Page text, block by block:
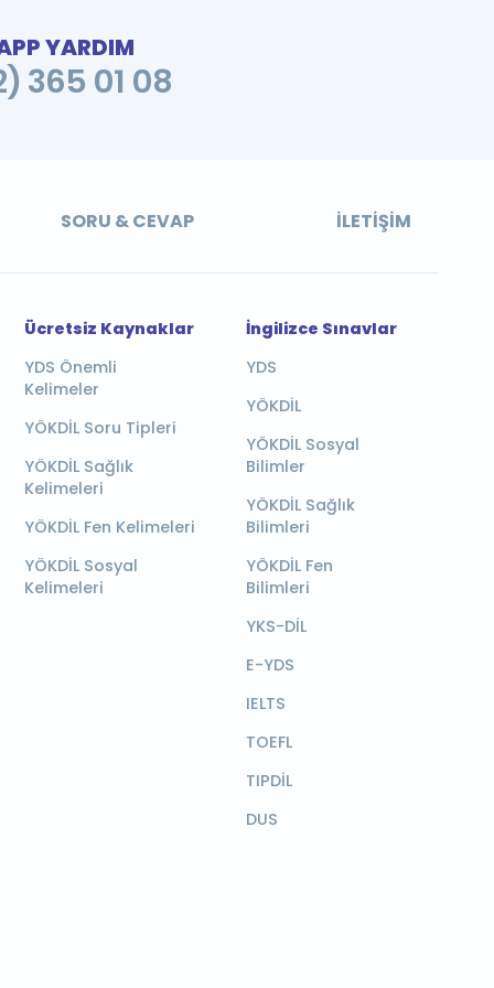
YARDIM
365 01 08
SORU & CEVAP İLETIŞIM
Ücretsiz Kaynaklar
YDS Önemli
Kelimeler
YÖKDİL Soru Tipleri
YÖKDİL Sağlık
Kelimeleri
YÖKDİL Fen Kelimeleri
YÖKDİL Sosyal
Kelimeleri
İngilizce Sınavlar
YDS
YÖKDİL
YÖKDİL Sosyal
Bilimler
YÖKDİL Sağlık
Bilimleri
YÖKDİL Fen
Bilimleri
YKS-DİL
E-YDS
IELTS
TOEFL
TIPDİL
DUS